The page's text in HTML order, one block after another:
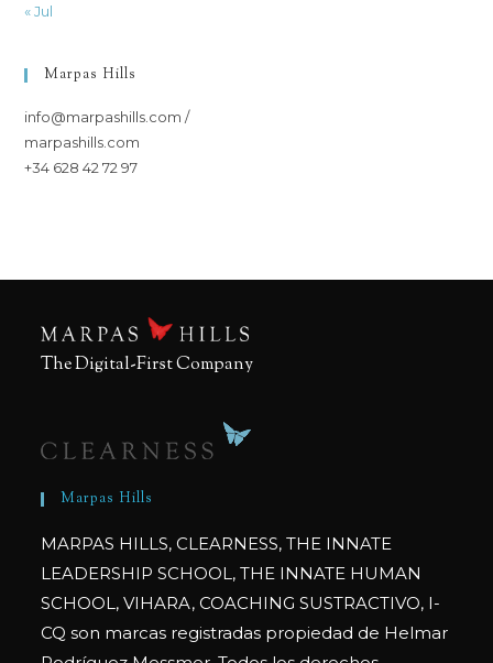
« Jul
Marpas Hills
info@marpashills.com /
marpashills.com
+34 628 42 72 97
The Digital-First Company
Marpas Hills
MARPAS HILLS, CLEARNESS, THE INNATE
LEADERSHIP SCHOOL, THE INNATE HUMAN
SCHOOL, VIHARA, COACHING SUSTRACTIVO, I-
CQ son marcas registradas propiedad de Helmar